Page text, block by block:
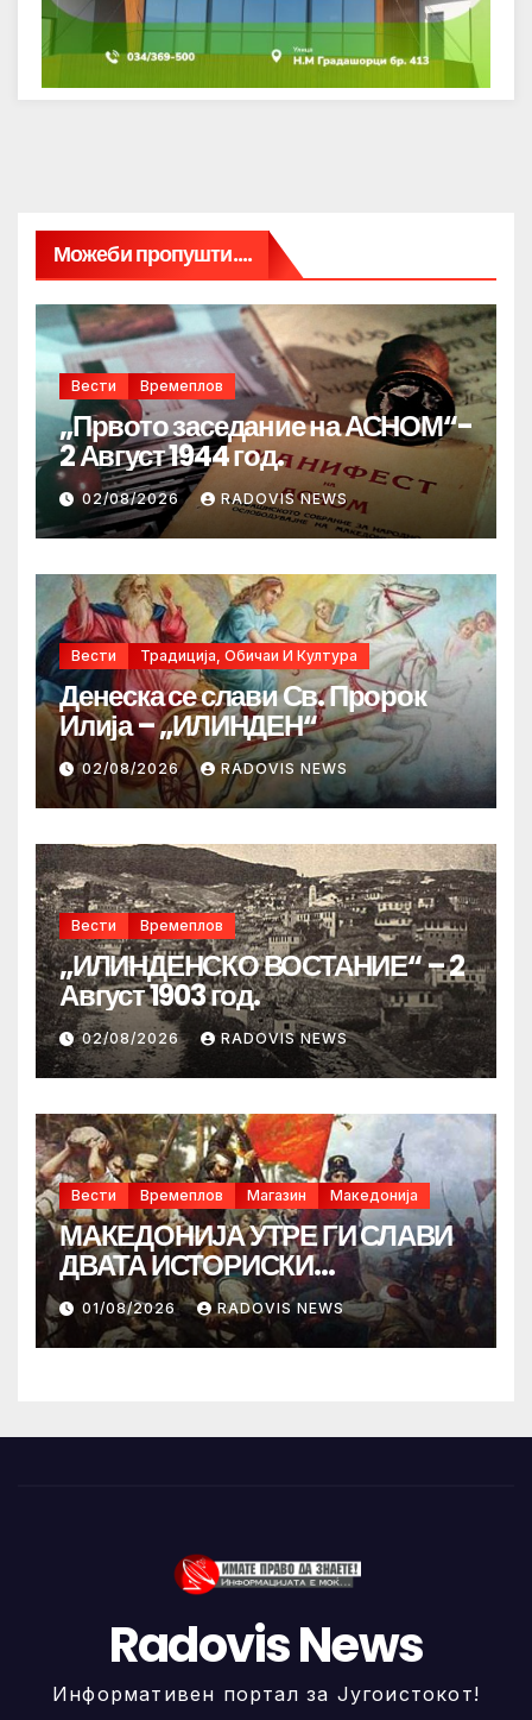
Можеби пропушти....
Вести Времеплов
„Првото заседание на АСНОМ“-
2 Август 1944 год.
02/08/2026 RADOVIS NEWS
Вести Традиција, Обичаи И Култура
Денеска се слави Св. Пророк
Илија – „ИЛИНДЕН“
02/08/2026 RADOVIS NEWS
Вести Времеплов
„ИЛИНДЕНСКО ВОСТАНИЕ“ – 2
Август 1903 год.
02/08/2026 RADOVIS NEWS
Вести Времеплов Магазин Македонија
МАКЕДОНИЈА УТРЕ ГИ СЛАВИ
ДВАТА ИСТОРИСКИ
ИЛИНДЕНА!
01/08/2026 RADOVIS NEWS
Radovis News
Информативен портал за Југоистокот!